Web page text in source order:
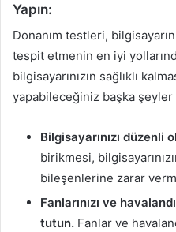
Yapın:
Donanım testleri,
tespit etmenin en iyi
bilgisayarınızın sağlıklı
yapabileceğiniz başka şeyler
Bilgisayarınızı
birikmesi,
bileşenlerine zarar
Fanlarınızı ve
tutun. Fanlar ve